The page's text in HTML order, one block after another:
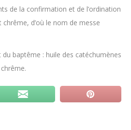
de la confirmation et de l’ordination
chrême, d’où le nom de messe
du baptême : huile des catéchumènes